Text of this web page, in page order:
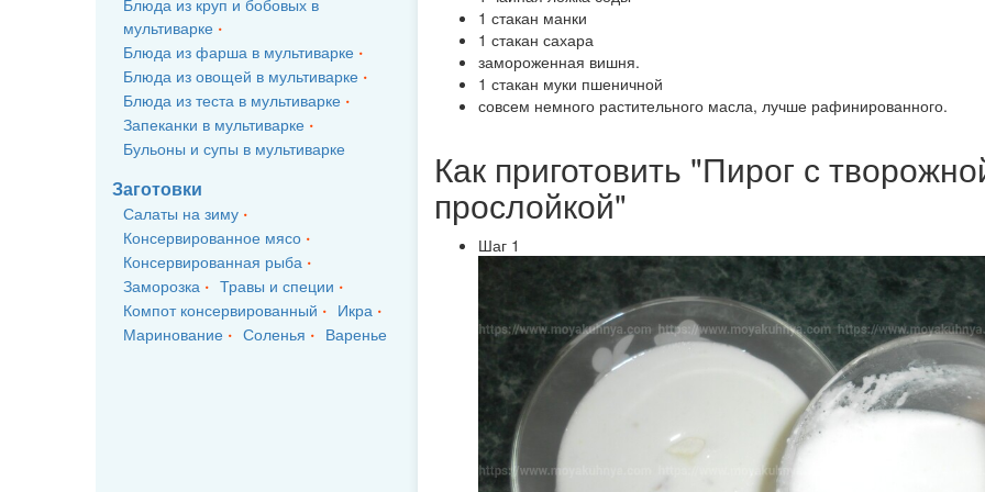
Блюда из круп и бобовых в
мультиварке
Блюда из фарша в мультиварке
Блюда из овощей в мультиварке
Блюда из теста в мультиварке
Запеканки в мультиварке
Бульоны и супы в мультиварке
Заготовки
Салаты на зиму
Консервированное мясо
Консервированная рыба
Заморозка
Травы и специи
Компот консервированный
Икра
Маринование
Соленья Варенье
1 стакан манки
1 стакан сахара
замороженная вишня.
1 стакан муки пшеничной
совсем немного растительного масла, лучше рафинированного.
Как приготовить "Пирог с
прослойкой"
Шаг 1